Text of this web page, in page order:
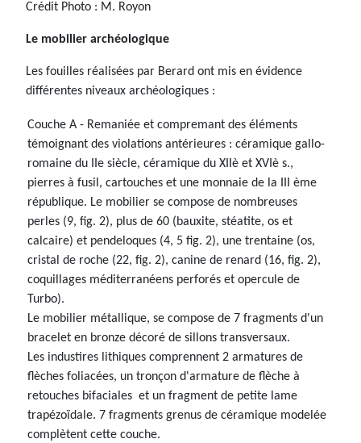
Crédit Photo : M. Royon
Le mobilier archéologique
Les fouilles réalisées par Berard ont mis en évidence
différentes niveaux archéologiques :
Couche A - Remaniée et compremant des éléments
témoignant des violations antérieures : céramique gallo-
romaine du IIe siècle, céramique du XIIè et XVIè s.,
pierres à fusil, cartouches et une monnaie de la III ème
république. Le mobilier se compose de nombreuses
perles (9, fig. 2), plus de 60 (bauxite, stéatite, os et
calcaire) et pendeloques (4, 5 fig. 2), une trentaine (os,
cristal de roche (22, fig. 2), canine de renard (16, fig. 2),
coquillages méditerranéens perforés et opercule de
Turbo).
Le mobilier métallique, se compose de 7 fragments d'un
bracelet en bronze décoré de sillons transversaux.
Les industires lithiques comprennent 2 armatures de
flèches foliacées, un tronçon d'armature de flèche à
retouches bifaciales et un fragment de petite lame
trapézoïdale. 7 fragments grenus de céramique modelée
complètent cette couche.